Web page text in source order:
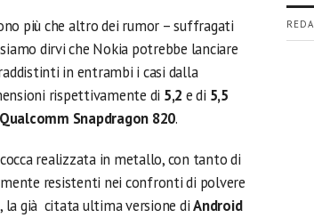
più che altro dei rumor – suffragati
dirvi che Nokia potrebbe lanciare
in entrambi i casi dalla
rispettivamente di 5,2 e di 5,5
Qualcomm Snapdragon 820.
realizzata in metallo, con tanto di
resistenti nei confronti di polvere
la già citata ultima versione diAndroid